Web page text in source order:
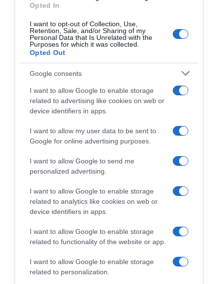
Opted In
I want to opt-out of Collection, Use,
Retention, Sale, and/or Sharing of my
Personal Data that Is Unrelated with the
Purposes for which it was collected.
Opted Out
Google consents
I want to allow Google to enable storage
related to advertising like cookies on web or
device identifiers in apps.
I want to allow my user data to be sent to
Google for online advertising purposes.
I want to allow Google to send me
personalized advertising.
I want to allow Google to enable storage
related to analytics like cookies on web or
device identifiers in apps.
I want to allow Google to enable storage
related to functionality of the website or app.
I want to allow Google to enable storage
related to personalization.
Εξαρθρώθηκε μεγάλο κύκλωμα
διακινητών στην Ισπανία –
Μετέφεραν ναρκωτικά προς την
Αλγερία και μετανάστες προς την
Ευρώπη
Οι ισπανικές αρχές προχώρησαν σε 78 συλλήψεις - Πώς
γίνονταν οι επικίνδυνες θαλάσσιες διελεύσεις